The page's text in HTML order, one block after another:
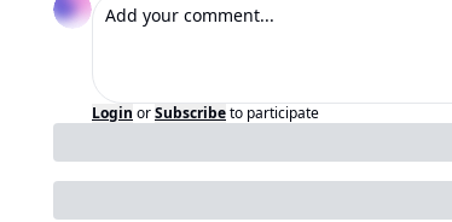
Login orSubscribeto participate